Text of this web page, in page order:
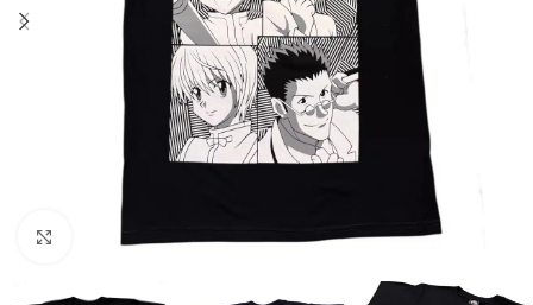
Click to enlarge